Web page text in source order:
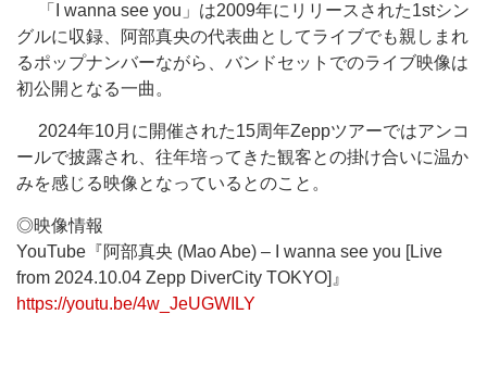
「I wanna see you」は2009年にリリースされた1stシン
グルに収録、阿部真央の代表曲としてライブでも親しまれ
るポップナンバーながら、バンドセットでのライブ映像は
初公開となる一曲。
2024年10月に開催された15周年Zeppツアーではアンコ
ールで披露され、往年培ってきた観客との掛け合いに温か
みを感じる映像となっているとのこと。
◎映像情報
YouTube『阿部真央 (Mao Abe) – I wanna see you [Live
from 2024.10.04 Zepp DiverCity TOKYO]』
https://youtu.be/4w_JeUGWILY